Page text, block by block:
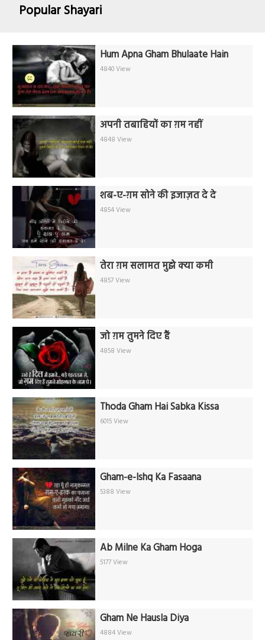
Popular Shayari
Hum Apna Gham Bhulaate Hain
4840 View
अपनी तबाहियों का ग़म नहीं
4848 View
शब-ए-ग़म सोने की इजाज़त दे दे
4854 View
तेरा ग़म सलामत मुझे क्या कमी
4857 View
जो ग़म तुमने दिए हैं
4858 View
Thoda Gham Hai Sabka Kissa
6015 View
Gham-e-Ishq Ka Fasaana
5388 View
Ab Milne Ka Gham Hoga
5177 View
Gham Ne Hausla Diya
4884 View